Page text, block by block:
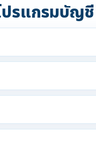
ปรแกรมบัญชี